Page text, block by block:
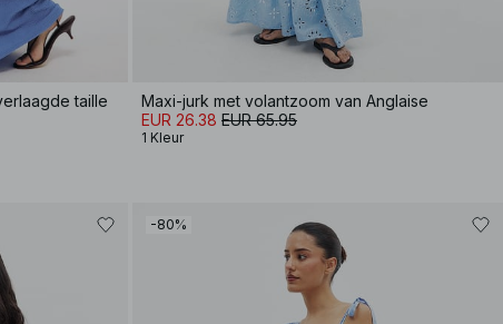
taille
Maxi-jurk met volantzoom van Anglaise
EUR 26.38 EUR 65.95
1 Kleur
-80%